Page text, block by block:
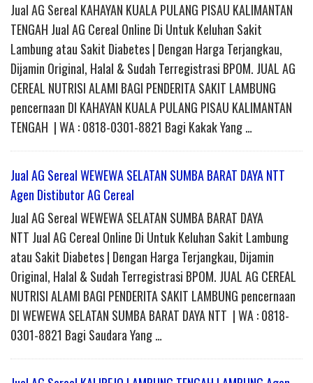
Jual AG Sereal KAHAYAN KUALA PULANG PISAU KALIMANTAN
TENGAH Jual AG Cereal Online Di Untuk Keluhan Sakit
Lambung atau Sakit Diabetes | Dengan Harga Terjangkau,
Dijamin Original, Halal & Sudah Terregistrasi BPOM. JUAL AG
CEREAL NUTRISI ALAMI BAGI PENDERITA SAKIT LAMBUNG
pencernaan DI KAHAYAN KUALA PULANG PISAU KALIMANTAN
TENGAH | WA : 0818-0301-8821 Bagi Kakak Yang …
Jual AG Sereal WEWEWA SELATAN SUMBA BARAT DAYA NTT
Agen Distibutor AG Cereal
Jual AG Sereal WEWEWA SELATAN SUMBA BARAT DAYA
NTT Jual AG Cereal Online Di Untuk Keluhan Sakit Lambung
atau Sakit Diabetes | Dengan Harga Terjangkau, Dijamin
Original, Halal & Sudah Terregistrasi BPOM. JUAL AG CEREAL
NUTRISI ALAMI BAGI PENDERITA SAKIT LAMBUNG pencernaan
DI WEWEWA SELATAN SUMBA BARAT DAYA NTT | WA : 0818-
0301-8821 Bagi Saudara Yang …